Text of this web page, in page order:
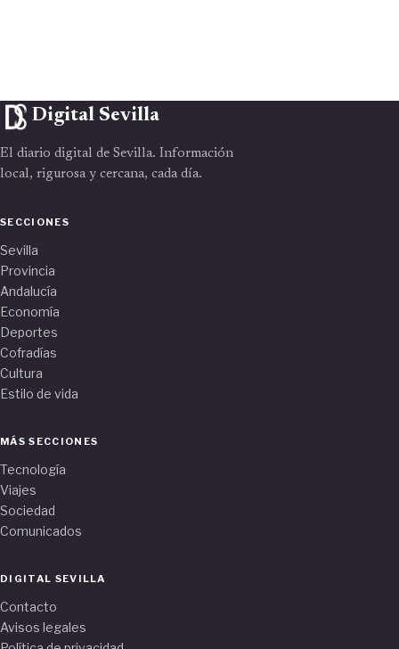
Digital Sevilla
El diario digital de Sevilla. Información
local, rigurosa y cercana, cada día.
SECCIONES
Sevilla
Provincia
Andalucía
Economía
Deportes
Cofradías
Cultura
Estilo de vida
MÁS SECCIONES
Tecnología
Viajes
Sociedad
Comunicados
DIGITAL SEVILLA
Contacto
Avisos legales